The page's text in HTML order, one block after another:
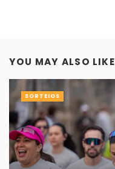
YOU MAY ALSO LIKE
SORTEIOS